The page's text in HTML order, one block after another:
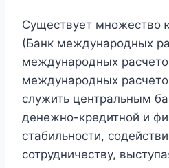
Существует множество
(Банк международных
международных
международных
служить центральным
денежно-кредитной и
стабильности,
сотрудничеству,